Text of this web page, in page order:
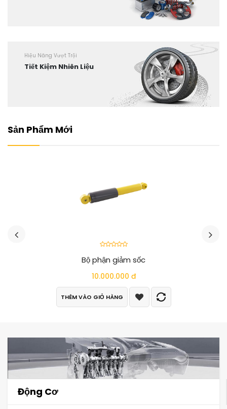
Hiệu Năng Vượt Trội
Tiết Kiệm Nhiên Liệu
Sản Phẩm Mới
Bộ phận giảm sốc
10.000.000 đ
THÊM VÀO GIỎ HÀNG
Động Cơ